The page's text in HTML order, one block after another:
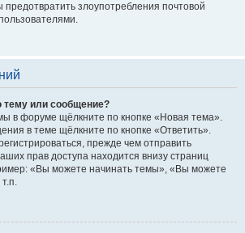
предотвратить злоупотребления почтовой
тему или сообщение?
в форуме щёлкните по кнопке «Новая тема».
в теме щёлкните по кнопке «Ответить».
прежде чем отправить
прав доступа находится внизу страниц
«Вы можете начинать темы», «Вы можете